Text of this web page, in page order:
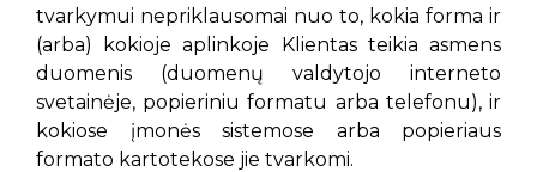
tvarkymui nepriklausomai nuo to, kokia forma ir
(arba) kokioje aplinkoje Klientas teikia asmens
duomenis (duomenų valdytojo interneto
svetainėje, popieriniu formatu arba telefonu), ir
kokiose įmonės sistemose arba popieriaus
formato kartotekose jie tvarkomi.